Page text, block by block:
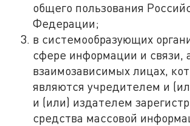
общего пользования
Федерации;
в системообразующих
сфере информации и связи,
взаимозависимых лицах,
являются учредителем и
и (или) издателем
средства массовой